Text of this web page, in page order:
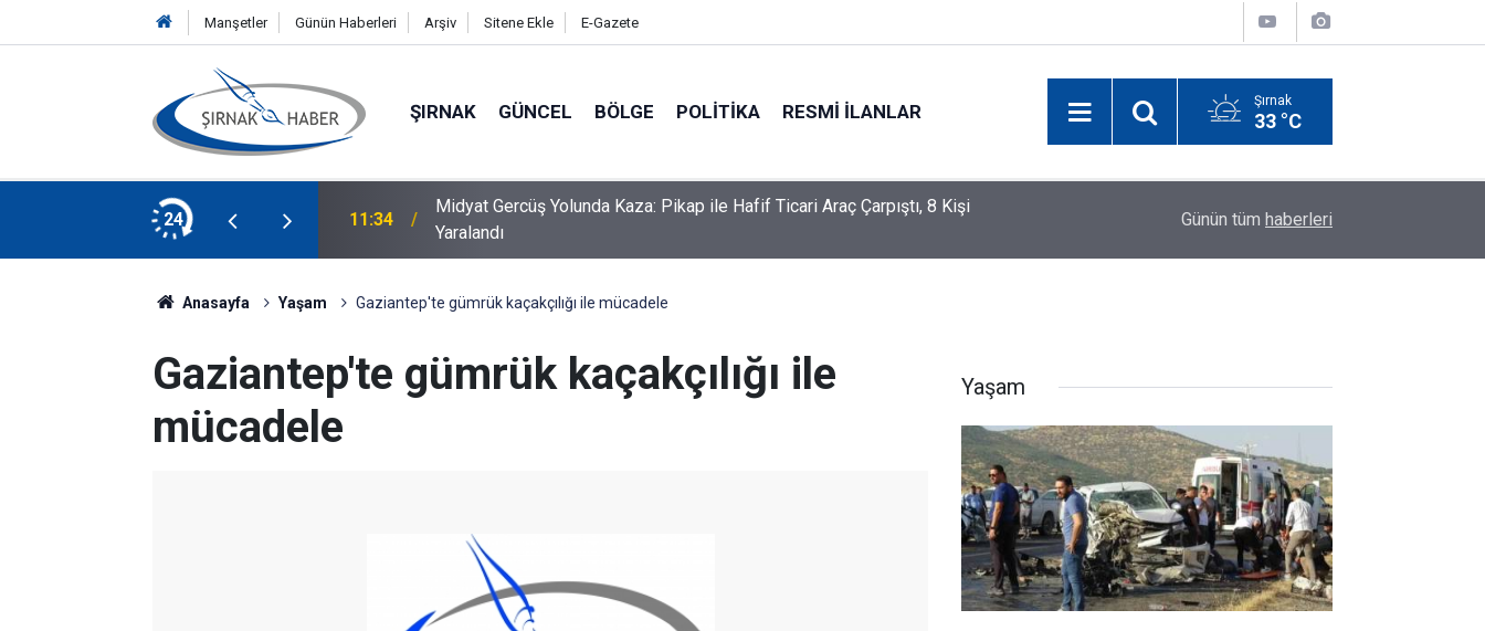
Manşetler Günün Haberleri Arşiv Sitene Ekle E-Gazete
ŞIRNAK GÜNCEL BÖLGE POLITIKA RESMI İLANLAR Şırnak
33 °C
24
Oğlundan Babasına Böbrek Nakli 11:34
Midyat Gercüş Yolunda Kaza: Pikap ile Hafif Ticari Araç Çarpıştı, 8 Kişi
Yaralandı
Cizre’de Altyapı ve Üstyapı Çalışmaları Hız
Günün tüm haberleri
Anasayfa Yaşam Gaziantep'te gümrük kaçakçılığı ile mücadele
Gaziantep'te gümrük kaçakçılığı ile
mücadele
Yaşam